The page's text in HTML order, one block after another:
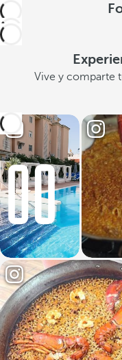
Vive y comparte